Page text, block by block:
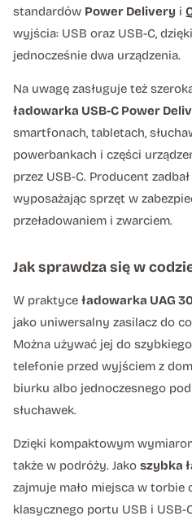
standardów Power Delivery i
wyjścia: USB oraz USB-C,
jednocześnie dwa urządzenia.
Na uwagę zasługuje też
ładowarka USB-C Power
smartfonach, tabletach,
powerbankach i części
przez USB-C. Producent
wyposażając sprzęt w
przeładowaniem i zwarciem.
Jak sprawdza się w
W praktyce ładowarka UAG
jako uniwersalny zasilacz do
Można używać jej do
telefonie przed wyjściem z
biurku albo jednoczesnego
słuchawek.
Dzięki kompaktowym
także w podróży. Jako szybka
zajmuje mało miejsca w torbie
klasycznego portu USB i USB-